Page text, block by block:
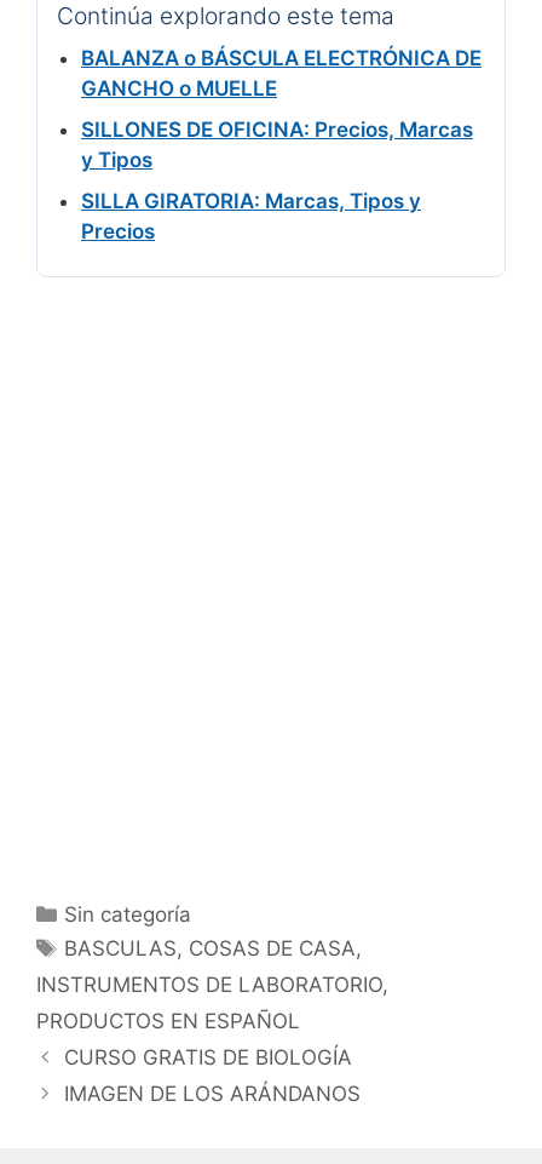
Continúa explorando este tema
BALANZA o BÁSCULA ELECTRÓNICA DE
GANCHO o MUELLE
SILLONES DE OFICINA: Precios, Marcas
y Tipos
SILLA GIRATORIA: Marcas, Tipos y
Precios
Categorías
Sin categoría
Etiquetas
BASCULAS, COSAS DE CASA,
INSTRUMENTOS DE LABORATORIO,
PRODUCTOS EN ESPAÑOL
CURSO GRATIS DE BIOLOGÍA
IMAGEN DE LOS ARÁNDANOS